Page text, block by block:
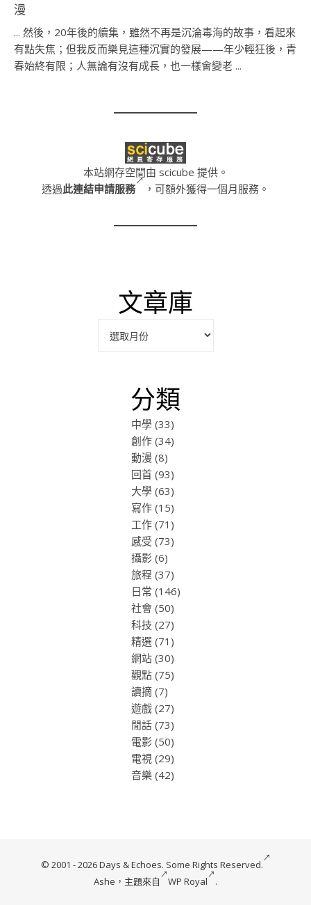
漫
... 然後，20年後的續集，雖然不再是沉淪毒海的故事，看起來
有點失焦；但我反而樂見這種沉實的發展——年少輕狂後，青
春始終有限；人無論有沒有成長，也一樣會變老 ...
本站網存空間由 scicube 提供。
透過此連結申請服務 ，可額外獲得一個月服務。
文章庫
分類
中學(33)
創作(34)
動漫 (8)
回首(93)
大學(63)
寫作(15)
工作(71)
感受 (73)
攝影 (6)
旅程 (37)
日常 (146)
社會(50)
科技 (27)
精選(71)
網站(30)
觀點(75)
讀摘(7)
遊戲(27)
閒話(73)
電影 (50)
電視 (29)
音樂(42)
© 2001 - 2026 Days & Echoes. Some Rights Reserved.
Ashe，主題來自
WP Royal .